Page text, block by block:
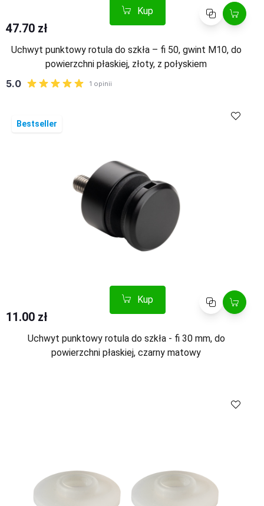
Kup Porównaj
47.70 zł
Uchwyt punktowy rotula do szkła – fi 50, gwint M10, do
powierzchni płaskiej, złoty, z połyskiem
Kup Porównaj
Bestseller
11.00 zł
Uchwyt punktowy rotula do szkła - fi 30 mm, do
powierzchni płaskiej, czarny matowy